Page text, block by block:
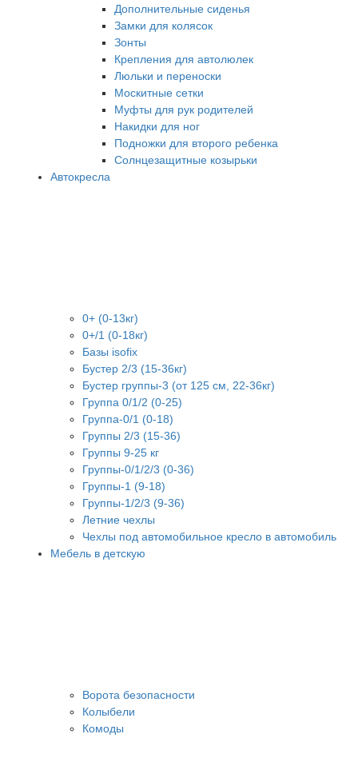
Дополнительные сиденья
Замки для колясок
Зонты
Крепления для автолюлек
Люльки и переноски
Москитные сетки
Муфты для рук родителей
Накидки для ног
Подножки для второго ребенка
Солнцезащитные козырьки
Автокресла
0+ (0-13кг)
0+/1 (0-18кг)
Базы isofix
Бустер 2/3 (15-36кг)
Бустер группы-3 (от 125 см, 22-36кг)
Группа 0/1/2 (0-25)
Группа-0/1 (0-18)
Группы 2/3 (15-36)
Группы 9-25 кг
Группы-0/1/2/3 (0-36)
Группы-1 (9-18)
Группы-1/2/3 (9-36)
Летние чехлы
Чехлы под автомобильное кресло в автомобиль
Мебель в детскую
Ворота безопасности
Колыбели
Комоды